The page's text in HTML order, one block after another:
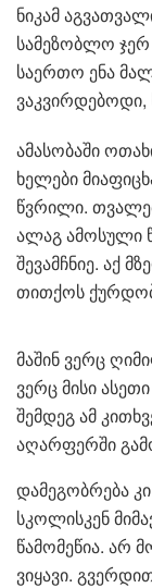
ნიკამ
სამეზობლო ჯერ
საერთო ენა
ვაკვირდებოდი,
ამასობაში
ხელები
წვრილი.
ალაგ ამოსული
შევამჩნიე. აქ
თითქოს
მაშინ ვერც
ვერც მისი
შემდეგ ამ
აღარფერში
დამეგობრება
სკოლისკენ
წამომეწია. არ
ვიყავი.